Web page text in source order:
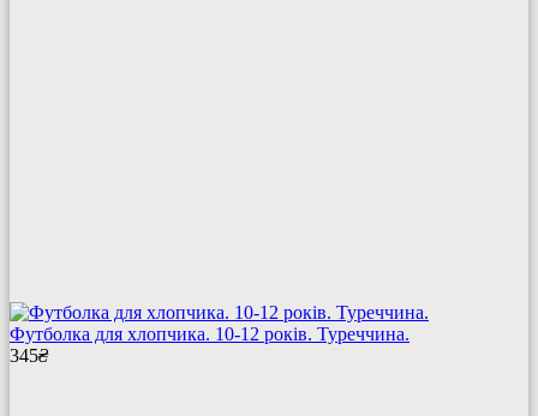
Футболка для хлопчика. 10-12 років. Туреччина.
345₴